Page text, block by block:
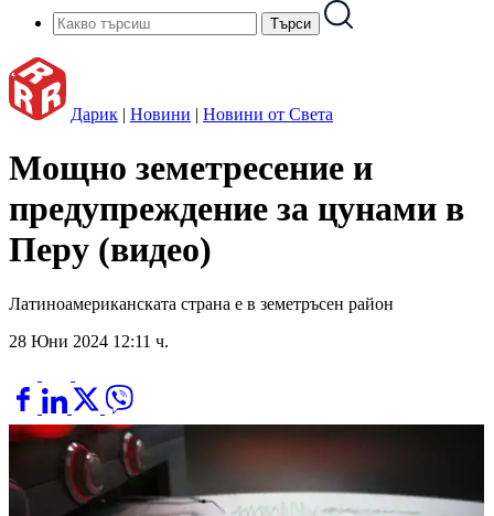
Дарик | Новини | Новини от Света
Мощно земетресение и
предупреждение за цунами в
Перу (видео)
Латиноамериканската страна е в земетръсен район
28 Юни 2024 12:11 ч.